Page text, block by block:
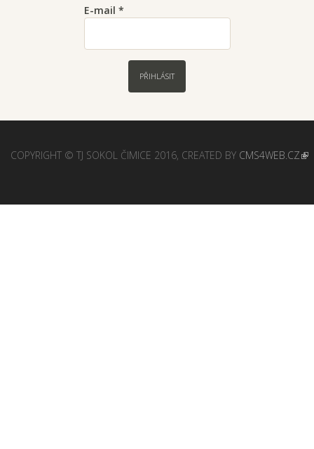
E-mail *
PŘIHLÁSIT
COPYRIGHT © TJ SOKOL ČIMICE 2016, CREATED BY CMS4WEB.CZ